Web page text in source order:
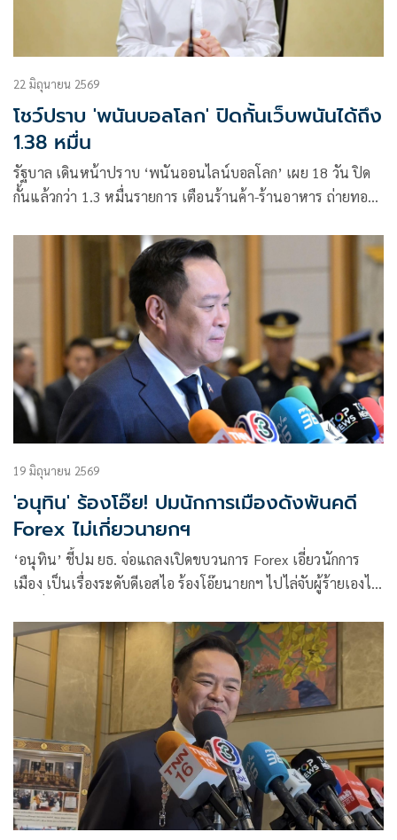
22 มิถุนายน 2569
โชว์ปราบ 'พนันบอลโลก' ปิดกั้นเว็บพนันได้ถึง
1.38 หมื่น
รัฐบาล เดินหน้าปราบ ‘พนันออนไลน์บอลโลก’ เผย 18 วัน ปิด
กั้นแล้วกว่า 1.3 หมื่นรายการ เตือนร้านค้า-ร้านอาหาร ถ่ายทอด
19 มิถุนายน 2569
'อนุทิน' ร้องโอ๊ย! ปมนักการเมืองดังพันคดี
Forex ไม่เกี่ยวนายกฯ
‘อนุทิน’ ชี้ปม ยธ. จ่อแถลงเปิดขบวนการ Forex เอี่ยวนักการ
เมือง เป็นเรื่องระดับดีเอสไอ ร้องโอ๊ยนายกฯ ไปไล่จับผู้ร้ายเองไม่